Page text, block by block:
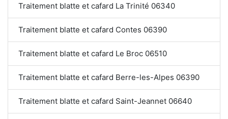
Traitement blatte et cafard La Trinité 06340
Traitement blatte et cafard Contes 06390
Traitement blatte et cafard Le Broc 06510
Traitement blatte et cafard Berre-les-Alpes 06390
Traitement blatte et cafard Saint-Jeannet 06640